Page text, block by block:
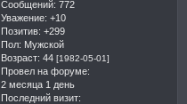
Сообщений: 772
Уважение: +10
Позитив: +299
Пол: Мужской
Возраст: 44 [1982-05-01]
Провел на форуме:
2 месяца 1 день
Последний визит: